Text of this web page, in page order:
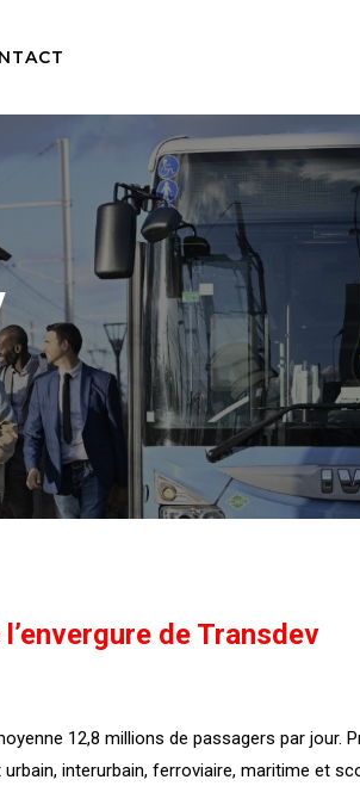
de Transdev
12,8 millions de passagers par jour.
interurbain, ferroviaire, maritime et